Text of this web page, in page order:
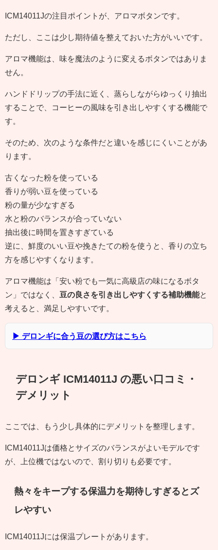
ICM14011Jの注目ポイントが、アロマボタンです。
ただし、ここは少し期待値を整えておいた方がいいです。
アロマ機能は、味を魔法のように変えるボタンではありま
せん。
ハンドドリップの手法に近く、蒸らしながらゆっくり抽出
することで、コーヒーの風味を引き出しやすくする機能で
す。
そのため、次のような条件だと違いを感じにくいことがあ
ります。
古くなった粉を使っている
香りが弱い豆を使っている
粉の量が少なすぎる
水と粉のバランスが合っていない
抽出後に時間を置きすぎている
逆に、鮮度のいい豆や挽きたての粉を使うと、香りの立ち
方を感じやすくなります。
アロマ機能は「安い粉でも一気に高級店の味になるボタ
ン」ではなく、 豆の良さを引き出しやすくする補助機能と
考えると、満足しやすいです。
▶ デロンギに合う豆の選び方はこちら
デロンギ ICM14011J の悪い口コミ・
デメリット
ここでは、もう少し具体的にデメリットを整理します。
ICM14011Jは価格とサイズのバランスがよいモデルです
が、上位機ではないので、割り切りも必要です。
熱々をキープする保温力を期待しすぎるとズ
レやすい
ICM14011Jには保温プレートがあります。